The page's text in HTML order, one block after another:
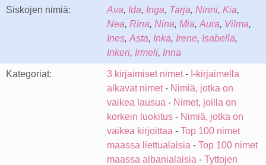
Siskojen nimiä: Ava, Ida, Inga, Tarja, Ninni, Kia,
Nea, Rina, Nina, Mia, Aura, Vilma,
Ines, Asta, Inka, Irene, Isabella,
Inkeri, Irmeli, Inna
Kategoriat: 3 kirjaimiset nimet- I-kirjaimella
alkavat nimet- Nimiä, jotka on
vaikea lausua - Nimet, joilla on
korkein luokitus - Nimiä, jotka on
vaikea kirjoittaa - Top 100 nimet
maassa liettualaisia - Top 100 nimet
maassa albanialaisia - Tyttojen